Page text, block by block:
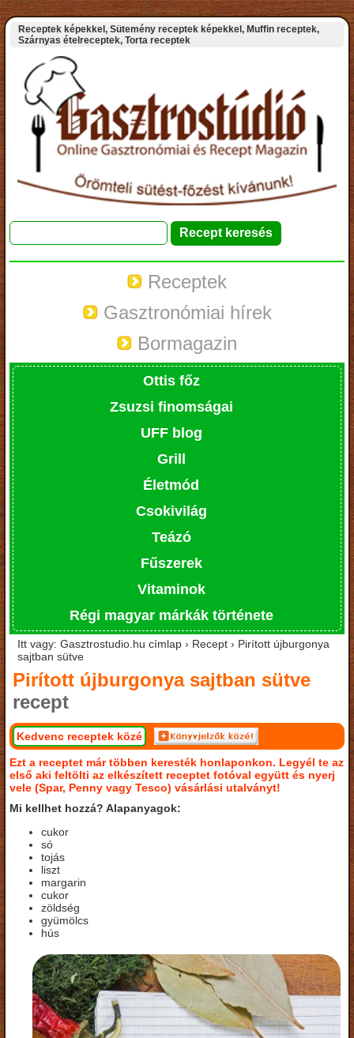
Receptek képekkel, Sütemény receptek képekkel, Muffin receptek,
Szárnyas ételreceptek, Torta receptek
Receptek
Gasztronómiai hírek
Bormagazin
Ottis főz
Zsuzsi finomságai
UFF blog
Grill
Életmód
Csokivilág
Teázó
Fűszerek
Vitaminok
Régi magyar márkák története
Itt vagy: Gasztrostudio.hu címlap › Recept › Pirított újburgonya
sajtban sütve
Pirított újburgonya sajtban sütve
recept
Kedvenc receptek közé
Ezt a receptet már többen keresték honlaponkon. Legyél te az
első aki feltölti az elkészített receptet fotóval együtt és nyerj
vele (Spar, Penny vagy Tesco) vásárlási utalványt!
Mi kellhet hozzá? Alapanyagok:
cukor
só
tojás
liszt
margarin
cukor
zöldség
gyümölcs
hús